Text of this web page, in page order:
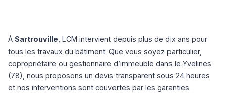
À Sartrouville , LCM intervient depuis plus de dix ans pour
tous les travaux du bâtiment. Que vous soyez particulier,
copropriétaire ou gestionnaire d’immeuble dans le Yvelines
(78), nous proposons un devis transparent sous 24 heures
et nos interventions sont couvertes par les garanties